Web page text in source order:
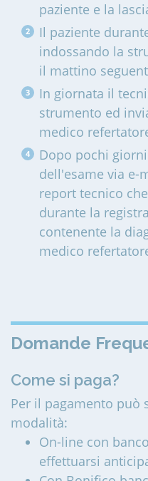
paziente e la
Il paziente
indossando la
il mattino
In giornata il
strumento ed
medico
Dopo pochi
dell'esame via e-
report tecnico
durante la
contenente la
medico
Domande
Come si paga?
Per il pagamento può
modalità:
On-line con
effettuarsi